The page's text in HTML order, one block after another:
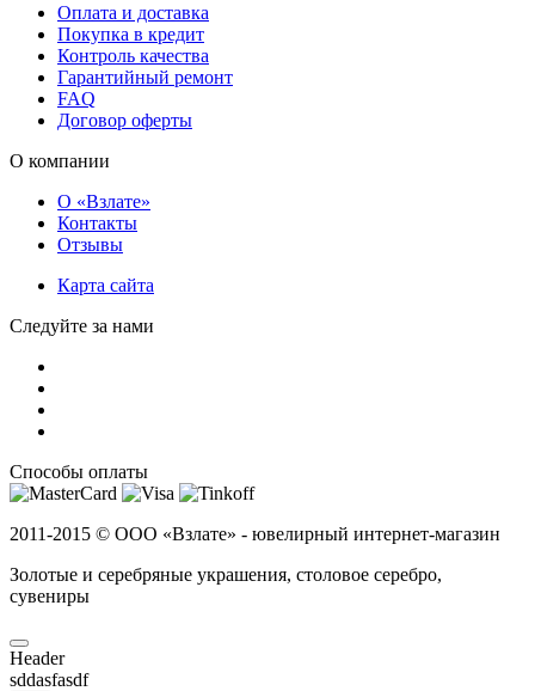
Оплата и доставка
Покупка в кредит
Контроль качества
Гарантийный ремонт
FAQ
Договор оферты
О компании
О «Взлате»
Контакты
Отзывы
Карта сайта
Следуйте за нами
Способы оплаты
2011-2015 © ООО «Взлате» - ювелирный интернет-магазин
Золотые и серебряные украшения, столовое серебро,
сувениры
Header
sddasfasdf